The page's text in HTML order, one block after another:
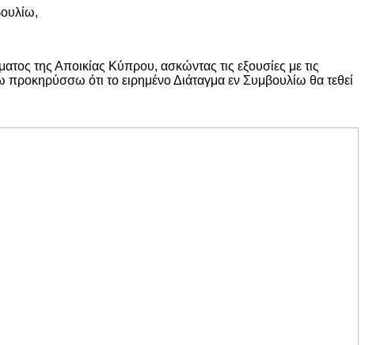
της Αποικίας Κύπρου, ασκώντας τις εξουσίες με τις
ότι το ειρημένο Διάταγμα εν Συμβουλίω θα τεθεί